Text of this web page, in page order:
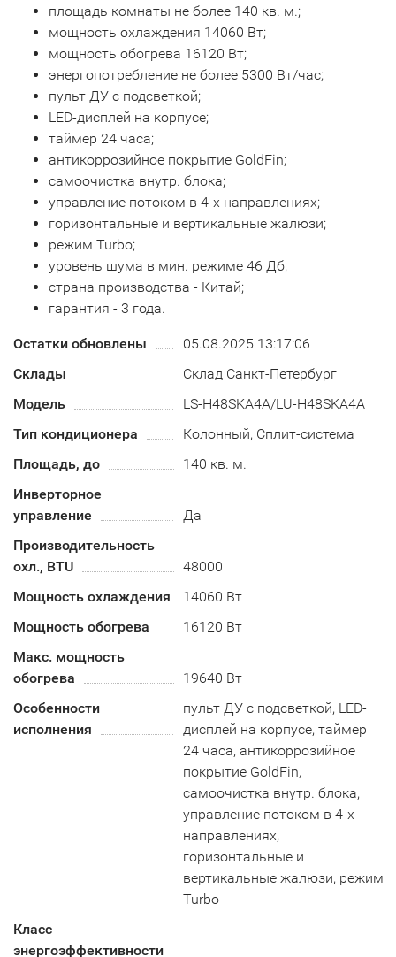
площадь комнаты не более 140 кв. м.;
мощность охлаждения 14060 Вт;
мощность обогрева 16120 Вт;
энергопотребление не более 5300 Вт/час;
пульт ДУ с подсветкой;
LED-дисплей на корпусе;
таймер 24 часа;
антикоррозийное покрытие GoldFin;
самоочистка внутр. блока;
управление потоком в 4-х направлениях;
горизонтальные и вертикальные жалюзи;
режим Turbo;
уровень шума в мин. режиме 46 Дб;
страна производства - Китай;
гарантия - 3 года.
Остатки обновлены
05.08.2025 13:17:06
Склады
Склад Санкт-Петербург
Модель
LS-H48SKA4A/LU-H48SKA4A
Тип кондиционера
Колонный, Сплит-система
Площадь, до
140 кв. м.
Инверторное
управление
Да
Производительность
охл., BTU
48000
Мощность охлаждения
14060 Вт
Мощность обогрева
16120 Вт
Макс. мощность
обогрева
19640 Вт
Особенности
исполнения
пульт ДУ с подсветкой, LED-
дисплей на корпусе, таймер
24 часа, антикоррозийное
покрытие GoldFin,
самоочистка внутр. блока,
управление потоком в 4-х
направлениях,
горизонтальные и
вертикальные жалюзи, режим
Turbo
Класс
энергоэффективности